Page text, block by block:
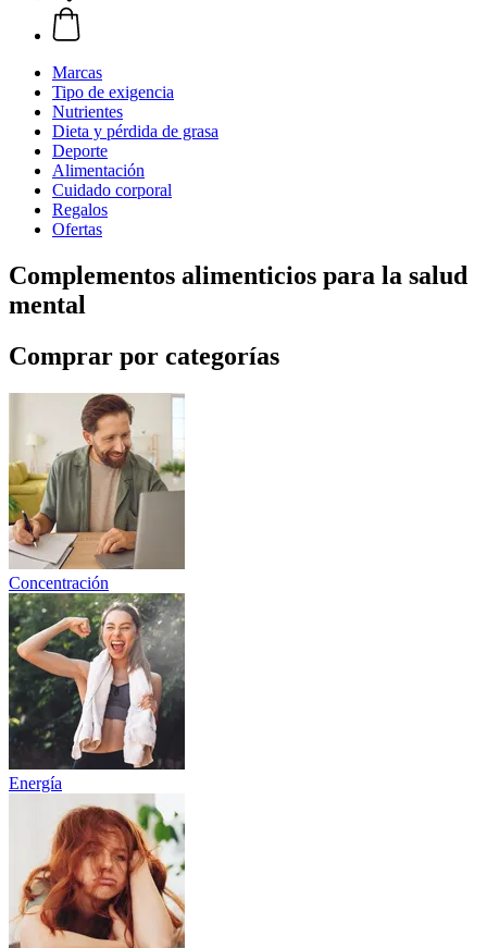
Marcas
Tipo de exigencia
Nutrientes
Dieta y pérdida de grasa
Deporte
Alimentación
Cuidado corporal
Regalos
Ofertas
Complementos alimenticios para la salud
mental
Comprar por categorías
Concentración
Energía